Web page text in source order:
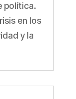
política.
en los
y la